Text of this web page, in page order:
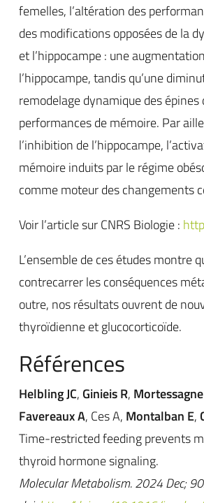
femelles, l’altération des
des modifications opposées de la
et l’hippocampe : une
l’hippocampe, tandis qu’une
remodelage dynamique des
performances de mémoire. Par
l’inhibition de l’hippocampe,
mémoire induits par le régime
comme moteur des changements
Voir l’article sur CNRS Biologie :
L’ensemble de ces études
contrecarrer les conséquences
outre, nos résultats ouvrent de
thyroïdienne et glucocorticoïde.
Références
Helbling JC, Ginieis R,
Favereaux A, Ces A, Montalban E,
Time-restricted feeding prevents
thyroid hormone signaling.
Molecular Metabolism. 2024 Dec;